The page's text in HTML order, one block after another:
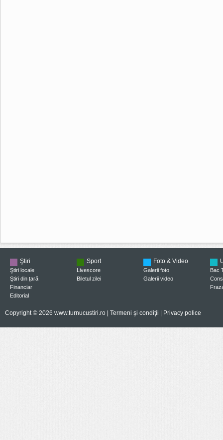
Ştiri
Ştiri locale
Ştiri din ţară
Financiar
Editorial
Sport
Livescore
Biletul zilei
Foto & Video
Galerii foto
Galerii video
Bac
Copyright © 2026 www.turnucustiri.ro | Termeni şi condiţii Privacy police